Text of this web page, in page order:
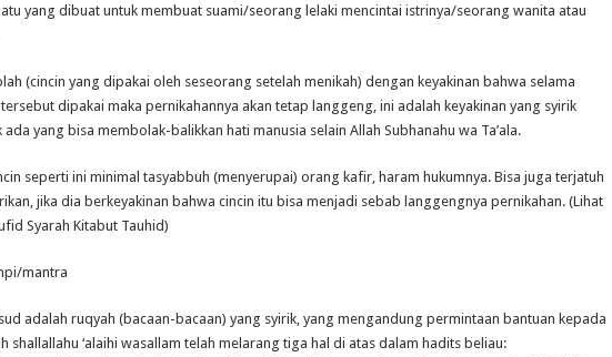
yang dibuat untuk membuat suami/seorang lelaki mencintai istrinya/seorang wanita atau
(cincin yang dipakai oleh seseorang setelah menikah) dengan keyakinan bahwa selama
dipakai maka pernikahannya akan tetap langgeng, ini adalah keyakinan yang syirik
ada yang bisa membolak-balikkan hati manusia selain Allah Subhanahu wa Ta’ala.
seperti ini minimal tasyabbuh (menyerupai) orang kafir, haram hukumnya. Bisa juga terjatuh
jika dia berkeyakinan bahwa cincin itu bisa menjadi sebab langgengnya pernikahan. (Lihat
Syarah Kitabut Tauhid)
mantra
adalah ruqyah (bacaan-bacaan) yang syirik, yang mengandung permintaan bantuan kepada
shallallahu ‘alaihi wasallam telah melarang tiga hal di atas dalam hadits beliau: